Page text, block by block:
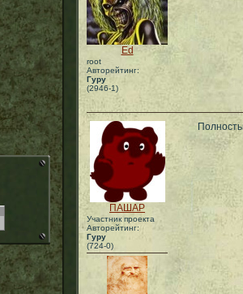
Ed
root
Авторейтинг:
Гуру
(2946-1)
ПАШАР
Участник проекта
Авторейтинг:
Гуру
(724-0)